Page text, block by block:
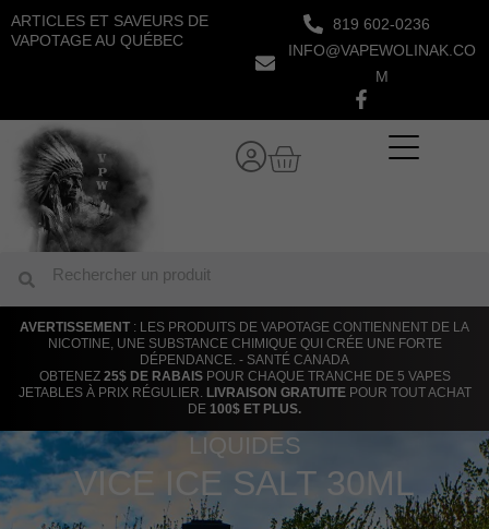
Aller
au
ARTICLES ET SAVEURS DE
VAPOTAGE AU QUÉBEC
819 602-0236
INFO@VAPEWOLINAK.CO
M
Panier
Rechercher
AVERTISSEMENT : LES PRODUITS DE VAPOTAGE CONTIENNENT DE LA
NICOTINE, UNE SUBSTANCE CHIMIQUE QUI CRÉE UNE FORTE
DÉPENDANCE. - SANTÉ CANADA
OBTENEZ 25$ DE RABAISPOUR CHAQUE TRANCHE DE 5 VAPES
JETABLES À PRIX RÉGULIER. LIVRAISON GRATUITEPOUR TOUT ACHAT
DE 100$ ET PLUS.
LIQUIDES
VICE ICE SALT 30ML